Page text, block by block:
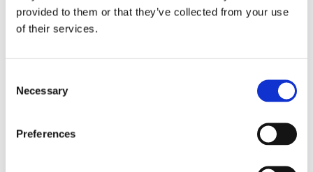
provided to them or that they’ve collected from your use
of their services.
Selection
Necessary
Preferences
att lysa upp ditt kök med sina sommarfärger och